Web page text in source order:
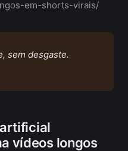
em-shorts-virais/
sem desgaste.
vídeos longos